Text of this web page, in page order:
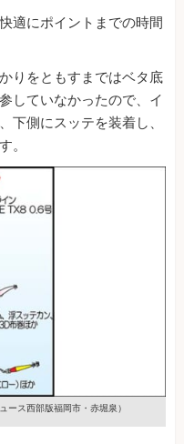
適にポイントまでの時間
りをともすまではベタ底
していなかったので、イ
下側にスッテを装着し、
。
ース西部版福岡市・赤堀泉）